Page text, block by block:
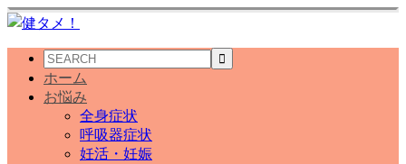
ホーム
お悩み
全身症状
呼吸器症状
妊活・妊娠